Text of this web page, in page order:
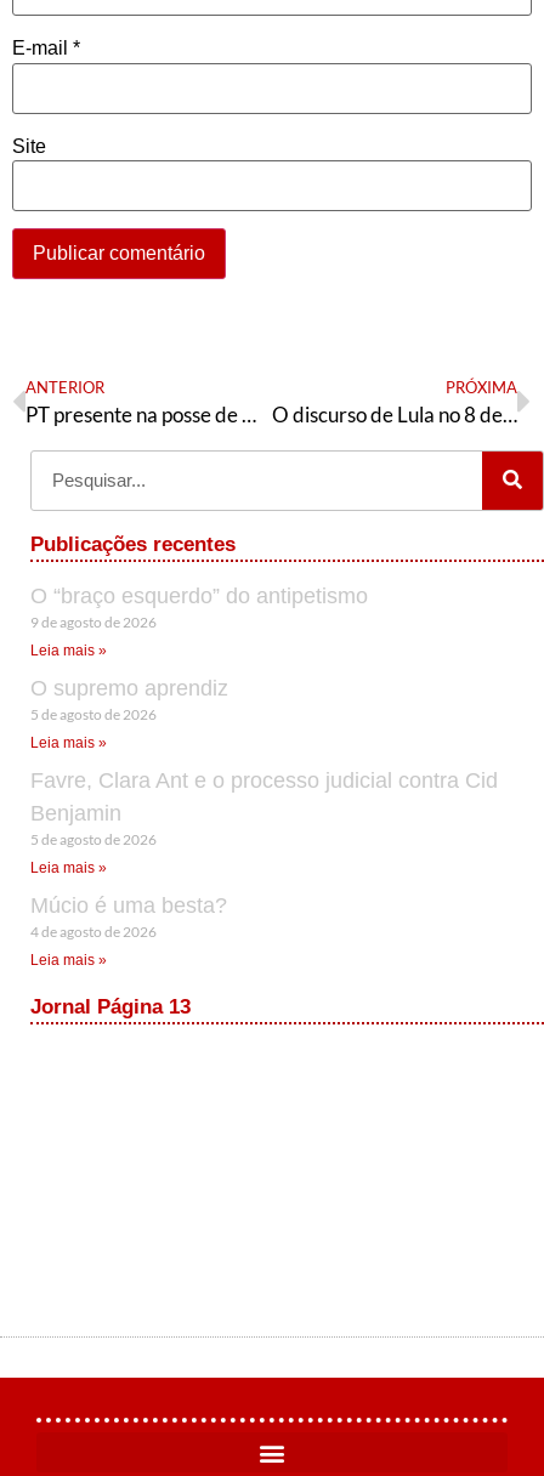
E-mail *
Site
ANTERIOR
PT presente na posse de Maduro
PRÓXIMA
O discurso de Lula no 8 de janeiro
Publicações recentes
O “braço esquerdo” do antipetismo
9 de agosto de 2026
Leia mais »
O supremo aprendiz
5 de agosto de 2026
Leia mais »
Favre, Clara Ant e o processo judicial contra Cid
Benjamin
5 de agosto de 2026
Leia mais »
Múcio é uma besta?
4 de agosto de 2026
Leia mais »
Jornal Página 13